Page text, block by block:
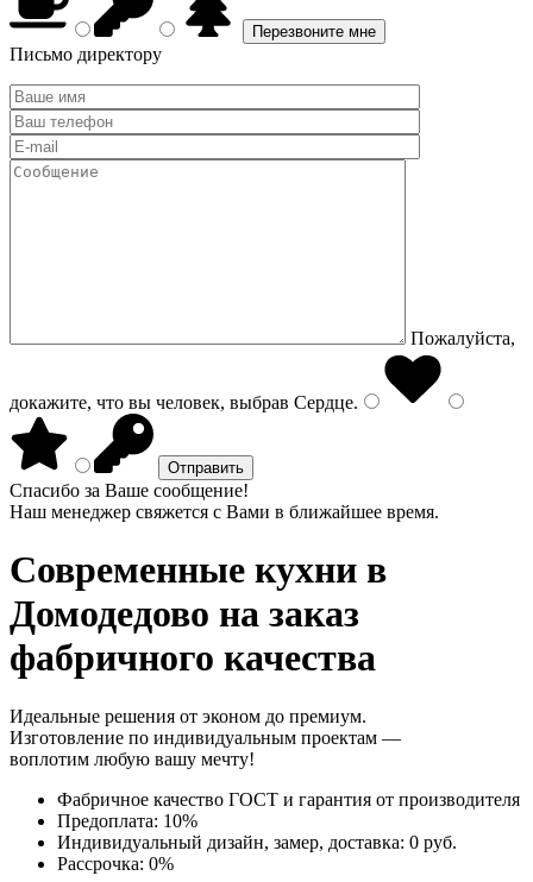
Письмо директору
Пожалуйста,
докажите, что вы человек, выбрав Сердце.
Спасибо за Ваше сообщение!
Наш менеджер свяжется с Вами в ближайшее время.
Современные кухни в
Домодедово на заказ
фабричного качества
Идеальные решения от эконом до премиум.
Изготовление по индивидуальным проектам —
воплотим любую вашу мечту!
Фабричное качество ГОСТ и гарантия от производителя
Предоплата: 10%
Индивидуальный дизайн, замер, доставка: 0 руб.
Рассрочка: 0%